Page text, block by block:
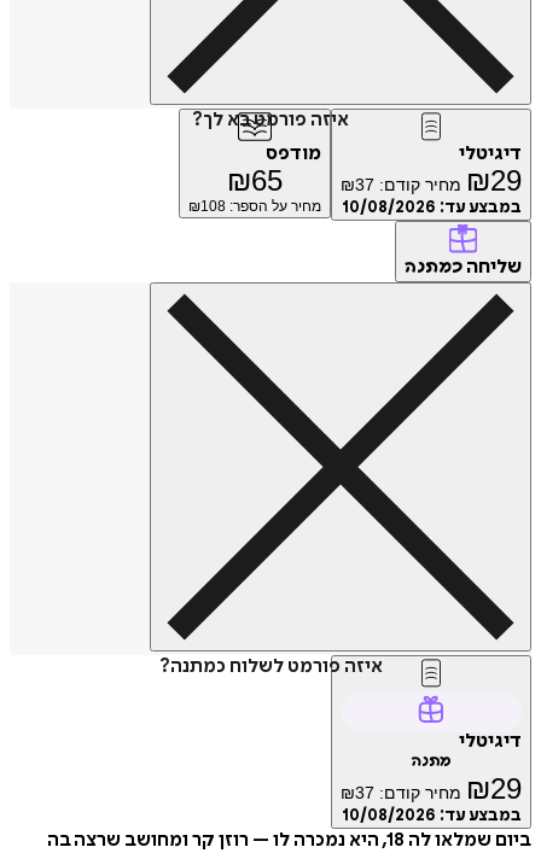
איזה פורמט בא לך?
₪ מחיר קודם: ₪37
עד:10/08/2026
מודפס
₪
מחיר על הספר: ₪108
כמתנה
איזה פורמט לשלוח כמתנה?
₪ מחיר קודם: ₪37
עד:10/08/2026
ביום שמלאו לה 18, היא נמכרה לו – רוזן קר ומחושב שרצה בה